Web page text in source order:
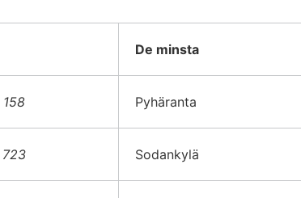
De minsta
Pyhäranta
723 Sodankylä